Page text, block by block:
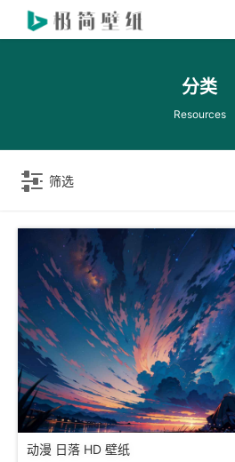
分类
Resources
筛选
动漫 日落 HD 壁纸